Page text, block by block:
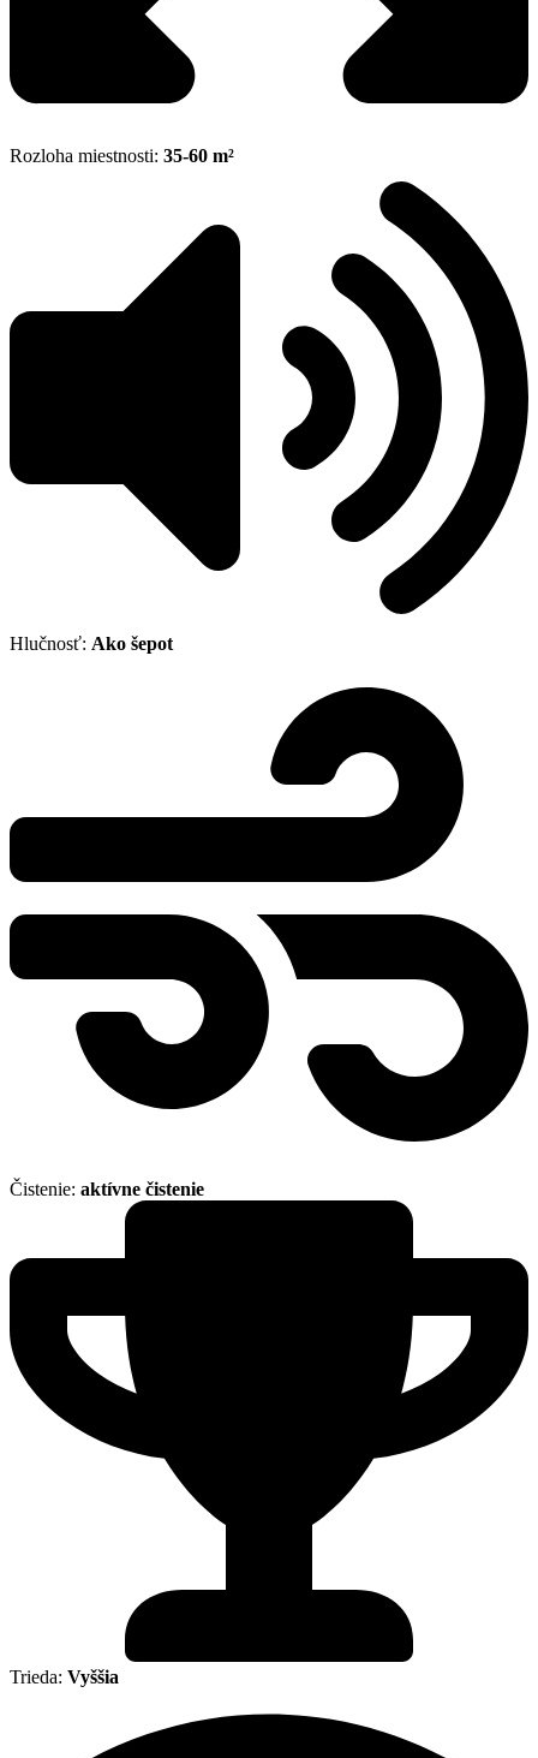
Rozloha miestnosti: 35-60 m²
Hlučnosť: Ako šepot
Čistenie: aktívne čistenie
Trieda: Vyššia